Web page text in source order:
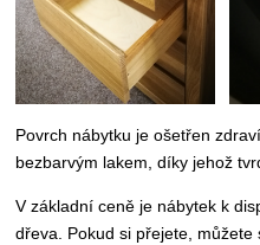
Povrch nábytku je ošetřen
bezbarvým lakem, díky jehož
V základní ceně je nábytek k
dřeva. Pokud si přejete,